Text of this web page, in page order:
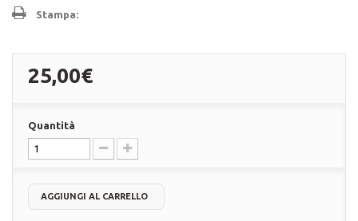
Stampa:
25,00€
Quantità
AGGIUNGI AL CARRELLO